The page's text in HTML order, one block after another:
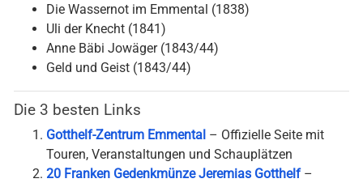
Die Wassernot im Emmental (1838)
Uli der Knecht (1841)
Anne Bäbi Jowäger (1843/44)
Geld und Geist (1843/44)
Die 3 besten Links
Gotthelf-Zentrum Emmental – Offizielle Seite mit
Touren, Veranstaltungen und Schauplätzen
20 Franken Gedenkmünze Jeremias Gotthelf–